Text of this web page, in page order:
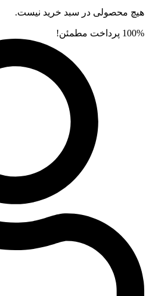
هیچ محصولی در سبد خرید نیست.
100% پرداخت مطمئن!